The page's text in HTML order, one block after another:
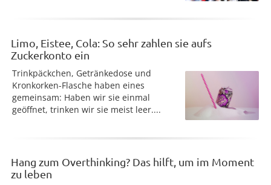
Limo, Eistee, Cola: So sehr zahlen sie aufs
Zuckerkonto ein
Trinkpäckchen, Getränkedose und
Kronkorken-Flasche haben eines
gemeinsam: Haben wir sie einmal
geöffnet, trinken wir sie meist leer....
Hang zum Overthinking? Das hilft, um im Moment
zu leben